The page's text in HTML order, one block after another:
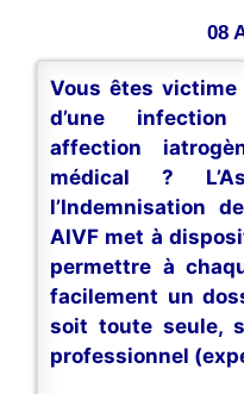
08
Vous êtes victime
d’une infection
affection
médical ?
l’Indemnisation
AIVF met à
permettre à
facilement un
soit toute seule,
professionnel